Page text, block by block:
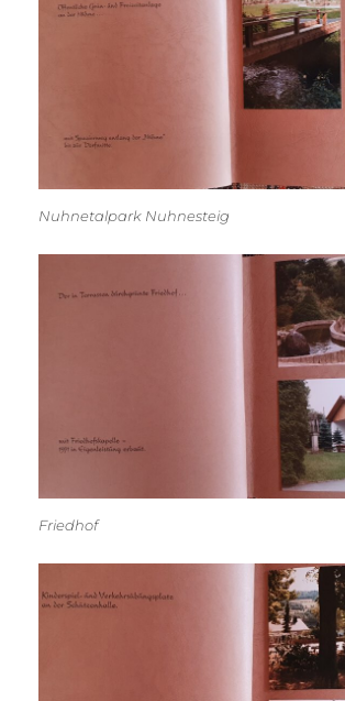
Nuhnetalpark Nuhnesteig
Friedhof